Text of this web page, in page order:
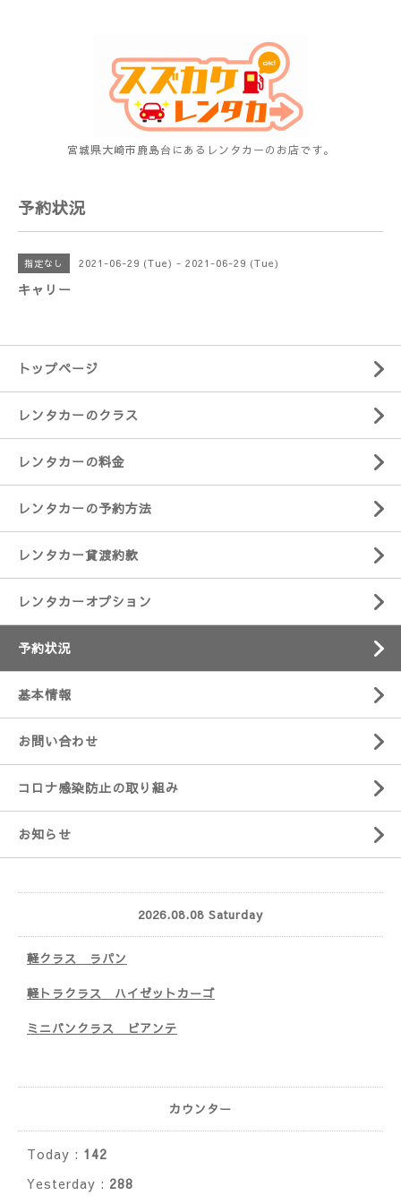
宮城県大崎市鹿島台にあるレンタカーのお店です。
予約状況
指定なし 2021-06-29 (Tue) - 2021-06-29 (Tue)
キャリー
トップページ
レンタカーのクラス
レンタカーの料金
レンタカーの予約方法
レンタカー貸渡約款
レンタカーオプション
予約状況
基本情報
お問い合わせ
コロナ感染防止の取り組み
お知らせ
2026.08.08 Saturday
軽クラス ラパン
軽トラクラス ハイゼットカーゴ
ミニバンクラス ビアンテ
カウンター
Today : 142
Yesterday : 288